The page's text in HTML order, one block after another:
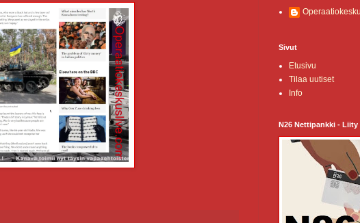
Sivut
Etusivu
Tilaa uutiset
Info
N26 Nettipankki - Liity